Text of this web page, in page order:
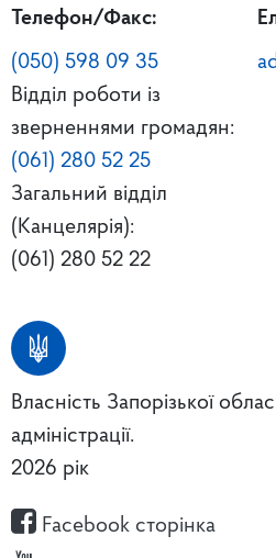
Телефон/Факс:
(050) 598 09 35
Відділ роботи із
зверненнями громадян:
(061) 280 52 25
Загальний відділ
(Канцелярія):
(061) 280 52 22
Власність Запорізької
адміністрації.
2026 рік
Facebook сторінка